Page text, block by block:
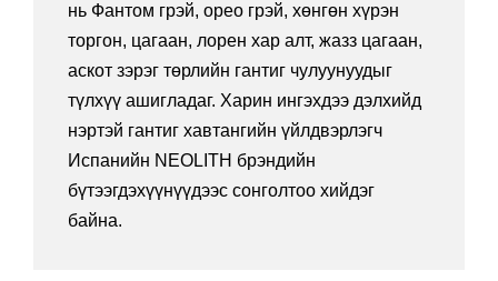
нь Фантом грэй, орео грэй, хөнгөн хүрэн
торгон, цагаан, лорен хар алт, жазз цагаан,
аскот зэрэг төрлийн гантиг чулуунуудыг
түлхүү ашигладаг. Харин ингэхдээ дэлхийд
нэртэй гантиг хавтангийн үйлдвэрлэгч
Испанийн NEOLITH брэндийн
бүтээгдэхүүнүүдээс сонголтоо хийдэг
байна.